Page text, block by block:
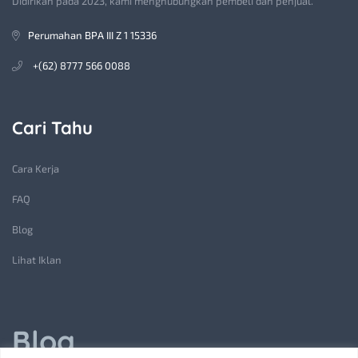
Perumahan BPA III Z 1 15336
+(62) 8777 566 0088
Cari Tahu
Cara Kerja
FAQ
Blog
Lihat Iklan
Blog